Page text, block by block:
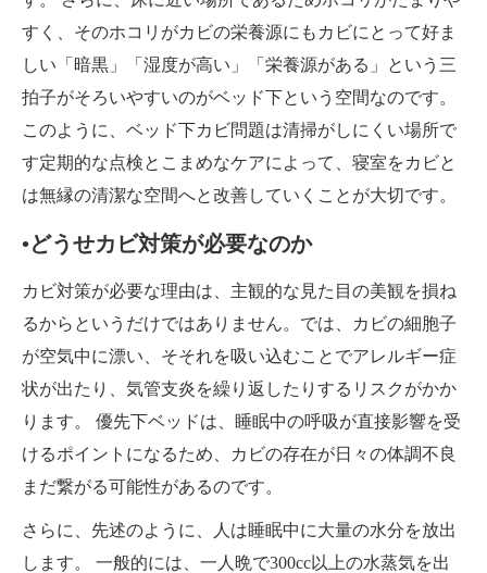
すく、そのホコリがカビの栄養源にもカビにとって好ま
しい「暗黒」「湿度が高い」「栄養源がある」という三
拍子がそろいやすいのがベッド下という空間なのです。
このように、ベッド下カビ問題は清掃がしにくい場所で
す定期的な点検とこまめなケアによって、寝室をカビと
は無縁の清潔な空間へと改善していくことが大切です。
•どうせカビ対策が必要なのか
カビ対策が必要な理由は、主観的な見た目の美観を損ね
るからというだけではありません。では、カビの細胞子
が空気中に漂い、そそれを吸い込むことでアレルギー症
状が出たり、気管支炎を繰り返したりするリスクがかか
ります。 優先下ベッドは、睡眠中の呼吸が直接影響を受
けるポイントになるため、カビの存在が日々の体調不良
まだ繋がる可能性があるのです。
さらに、先述のように、人は睡眠中に大量の水分を放出
します。 一般的には、一人晩で300cc以上の水蒸気を出